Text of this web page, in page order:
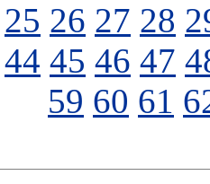
25 26 27 28
44 45 46 47
59 60 61